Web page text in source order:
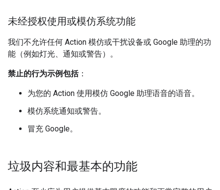
未经授权使用或模仿系统功能
我们不允许任何 Action 模仿或干扰设备或 Google 助理的功
能（例如灯光、通知或警告）。
禁止的行为示例包括：
为您的 Action 使用模仿 Google 助理语音的语音。
模仿系统通知或警告。
冒充 Google。
垃圾内容和最基本的功能